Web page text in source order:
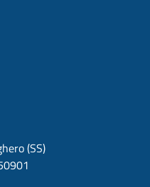
(SS)